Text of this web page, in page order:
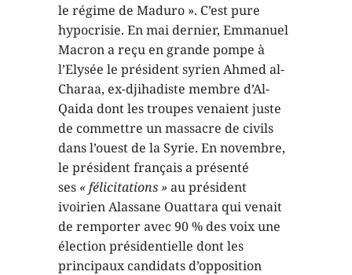
le régime de Maduro ». C’est pure
hypocrisie. En mai dernier, Emmanuel
Macron a reçu en grande pompe à
l’Elysée le président syrien Ahmed al-
Charaa, ex-djihadiste membre d’Al-
Qaida dont les troupes venaient juste
de commettre un massacre de civils
dans l’ouest de la Syrie. En novembre,
le président français a présenté
ses « félicitations »au président
ivoirien Alassane Ouattara qui venait
de remporter avec 90 % des voix une
élection présidentielle dont les
principaux candidats d’opposition